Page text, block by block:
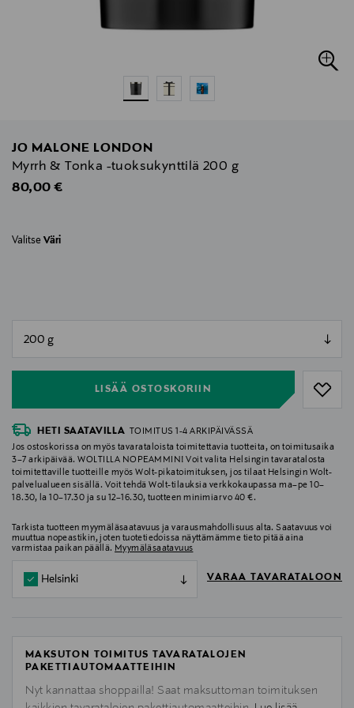
JO MALONE LONDON
Myrrh & Tonka -tuoksukynttilä 200 g
Original Price
80,00 €
Valitse Väri
LISÄÄ OSTOSKORIIN
null
HETI SAATAVILLA
TOIMITUS 1-4 ARKIPÄIVÄSSÄ
Jos ostoskorissa on myös tavarataloista toimitettavia tuotteita, on toimitusaika
3–7 arkipäivää. WOLTILLA NOPEAMMIN! Voit valita Helsingin tavaratalosta
toimitettaville tuotteille myös Wolt-pikatoimituksen, jos tilaat Helsingin Wolt-
palvelualueen sisällä. Voit tehdä Wolt-tilauksia verkkokaupassa ma–pe 10–
18.30, la 10–17.30 ja su 12–16.30, tuotteen minimiarvo 40 €.
Tarkista tuotteen myymäläsaatavuus ja varausmahdollisuus alta. Saatavuus voi
muuttua nopeastikin, joten tuotetiedoissa näyttämämme tieto pitää aina
varmistaa paikan päällä. Myymäläsaatavuus
Helsinki VARAA TAVARATALOON
MAKSUTON TOIMITUS TAVARATALOJEN
PAKETTIAUTOMAATTEIHIN
Nyt kannattaa shoppailla! Saat maksuttoman toimituksen